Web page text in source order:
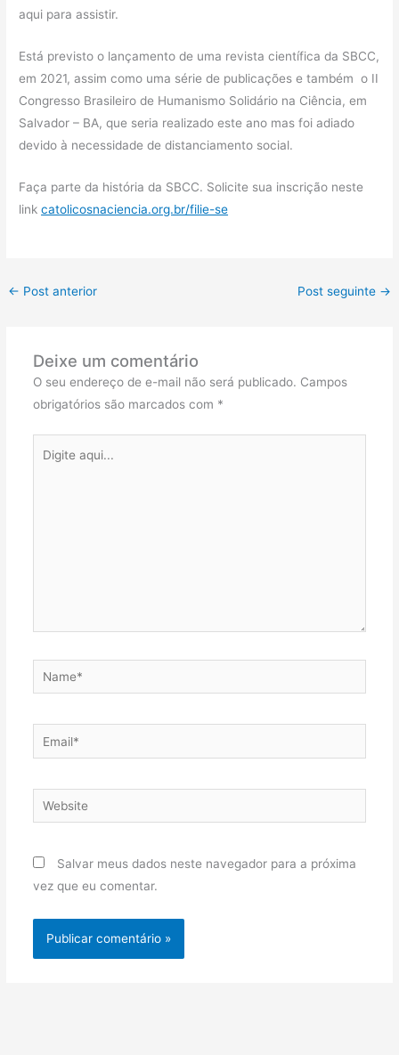
aqui para assistir.
Está previsto o lançamento de uma revista científica da SBCC,
em 2021, assim como uma série de publicações e também o II
Congresso Brasileiro de Humanismo Solidário na Ciência, em
Salvador – BA, que seria realizado este ano mas foi adiado
devido à necessidade de distanciamento social.
Faça parte da história da SBCC. Solicite sua inscrição neste
linkcatolicosnaciencia.org.br/filie-se
← Post anterior Post seguinte →
Deixe um comentário
O seu endereço de e-mail não será publicado. Campos
obrigatórios são marcados com *
aqui...
Name*
Email*
Website
Salvar meus dados neste navegador para a próxima
vez que eu comentar.